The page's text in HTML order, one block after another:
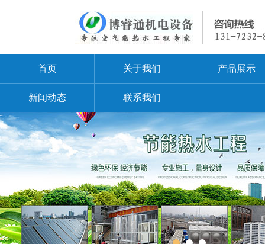
首页 关于我们 产品展示
新闻动态 联系我们